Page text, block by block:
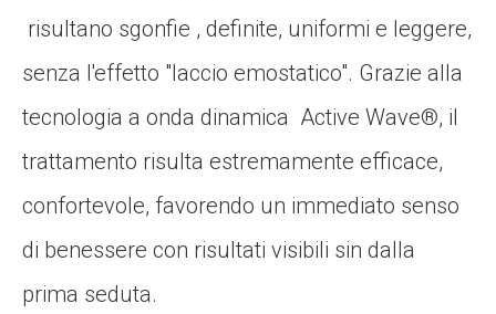
risultano sgonfie , definite, uniformi e leggere,
senza l'effetto "laccio emostatico". Grazie alla
tecnologia a onda dinamica Active Wave®, il
trattamento risulta estremamente efficace,
confortevole, favorendo un immediato senso
di benessere con risultati visibili sin dalla
prima seduta.